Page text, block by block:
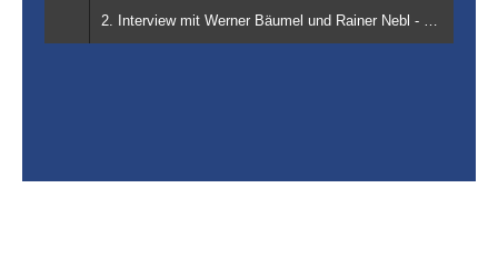
2. Interview mit Werner Bäumel und Rainer Nebl - Radio Oberland